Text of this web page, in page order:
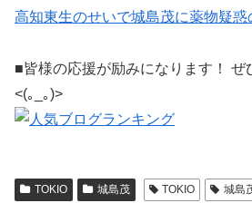
高知東生のせいで城島茂に薬物疑惑
■皆様の応援が励みになります！
<(｡_｡)>
TOKIO 城島茂 TOKIO 城島